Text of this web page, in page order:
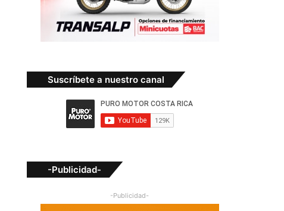
Suscríbete a nuestro canal
-Publicidad-
-Publicidad-